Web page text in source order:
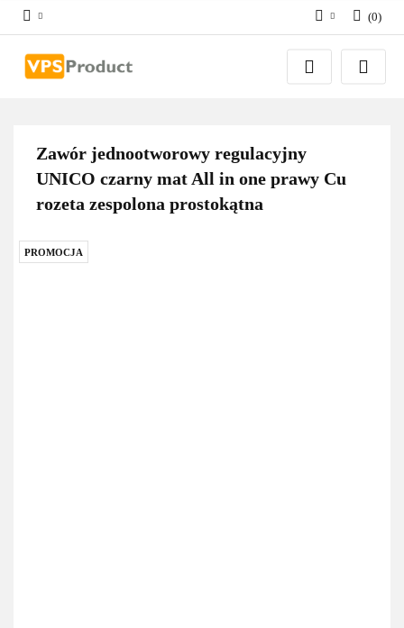
Zaloguj się
Zarejestruj się
(0)
Zawór jednootworowy regulacyjny
UNICO czarny mat All in one prawy Cu
rozeta zespolona prostokątna
PROMOCJA